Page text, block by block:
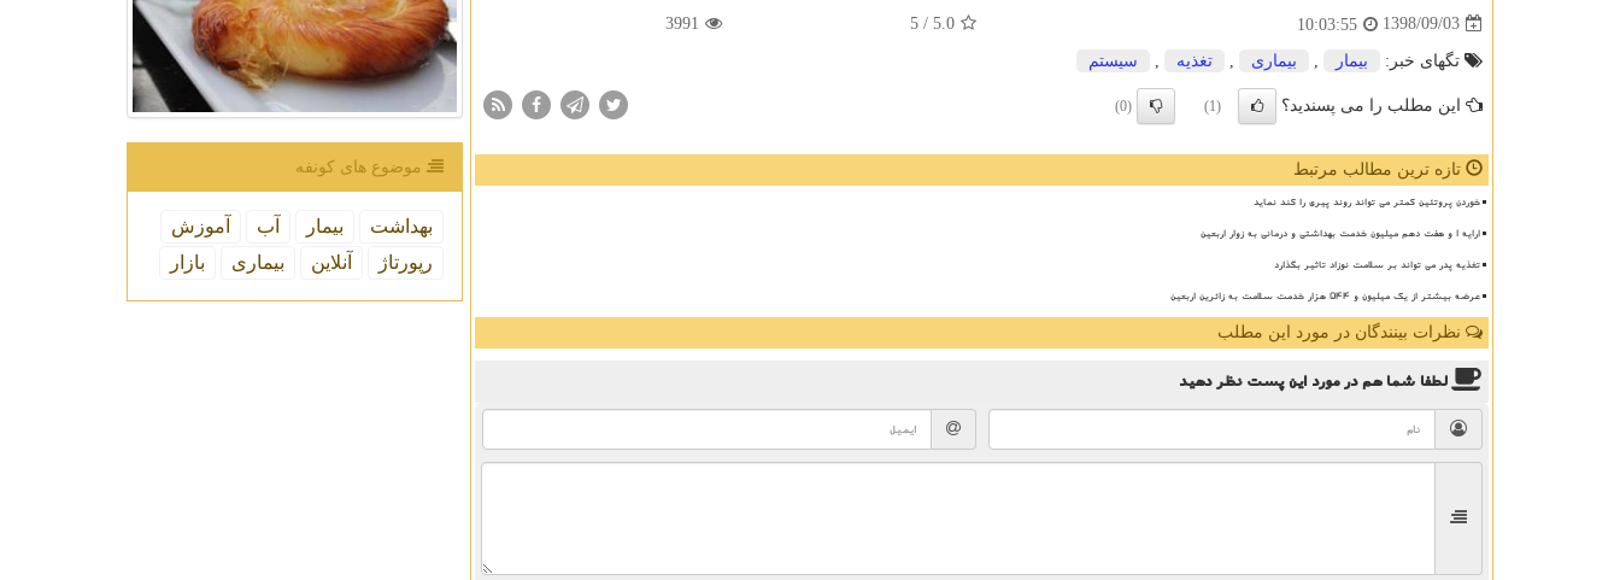
1398/09/03
10:03:55
5.0
/ 5
3991
تگهای خبر: بیمار بیماری تغذیه سیستم
این مطلب را می پسندید؟ (1)
(0)
تازه ترین مطالب مرتبط
خوردن پروتئین کمتر می تواند روند پیری را کند نماید
ارایه ۱ و هفت دهم میلیون خدمت بهداشتی و درمانی به زوار اربعین
تغذیه پدر می تواند بر سلامت نوزاد تاثیر بگذارد
عرضه بیشتر از یک میلیون و ۵۴۴ هزار خدمت سلامت به زائرین اربعین
نظرات بینندگان در مورد این مطلب
لطفا شما همدر مورد این پستنظر دهید
موضوع های كونفه
بهداشت بیمار آب
آموزش
رپورتاژ
آنلاین بیماری بازار